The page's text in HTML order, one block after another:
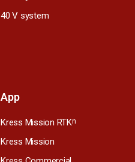
40 V system
App
Kress Mission RTKn
Kress Mission